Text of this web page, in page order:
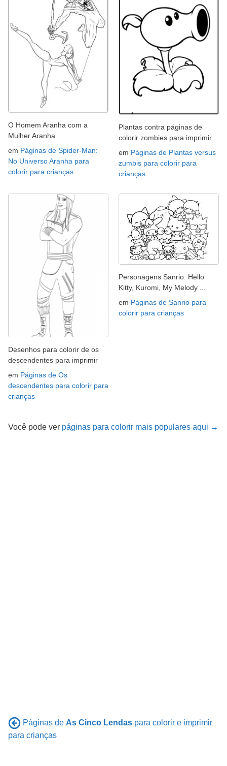
O Homem Aranha com a
Mulher Aranha
em Páginas de Spider-Man:
No Universo Aranha para
colorir para crianças
Plantas contra páginas de
colorir zombies para imprimir
em Páginas de Plantas versus
zumbis para colorir para
crianças
Desenhos para colorir de os
descendentes para imprimir
em Páginas de Os
descendentes para colorir para
crianças
Personagens Sanrio: Hello
Kitty, Kuromi, My Melody ...
em Páginas de Sanrio para
colorir para crianças
Você pode ver páginas para colorir mais populares aqui →
Páginas de As Cinco Lendas para colorir e imprimir
para crianças